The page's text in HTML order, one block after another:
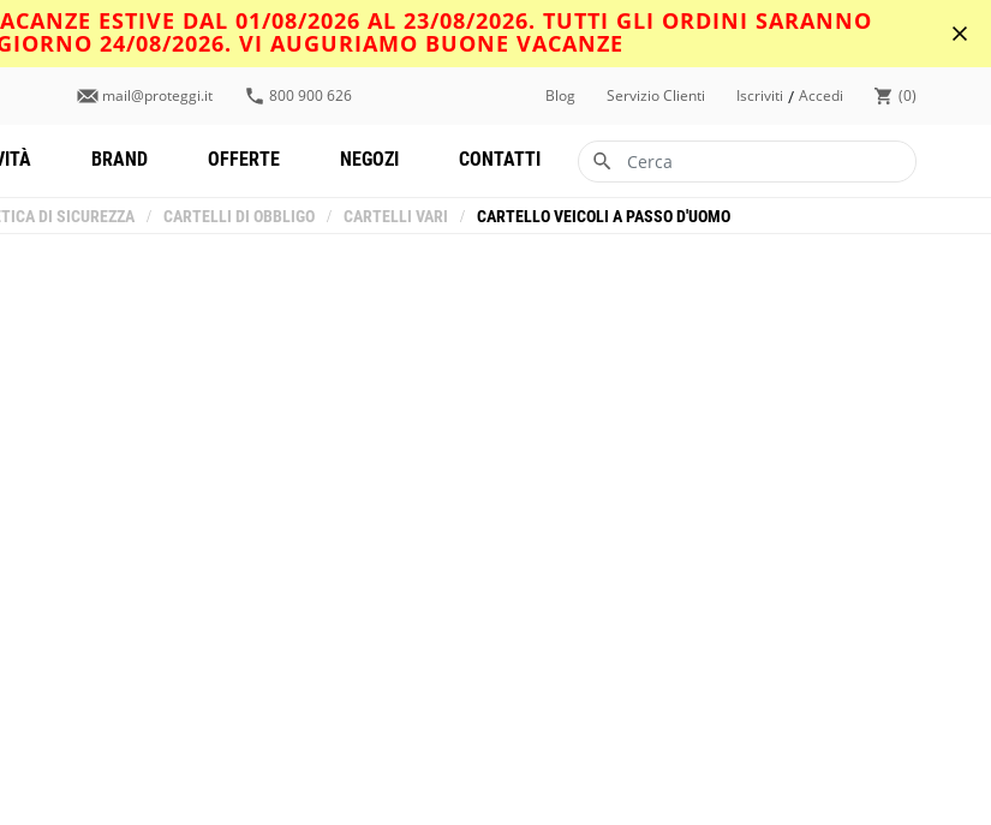
ESTIVE DAL 01/08/2026 AL 23/08/2026. TUTTI GLI ORDINI SARANNO
24/08/2026. VI AUGURIAMO BUONE VACANZE
mail@proteggi.it 800 900 626 Blog Servizio Clienti Iscriviti / Accedi 0
BRAND OFFERTE NEGOZI CONTATTI
DI SICUREZZA / CARTELLI DI OBBLIGO / CARTELLI VARI / CARTELLO VEICOLI A PASSO D'UOMO